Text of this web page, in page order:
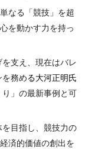
なる「競技」を超
を動かす力を持っ
支え、現在はバレ
務める大河正明氏
」の最新事例と可
目指し、競技力の
済的価値の創出を